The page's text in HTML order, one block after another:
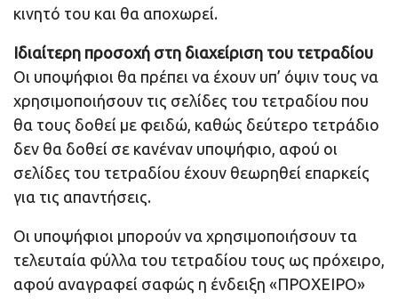
κινητό του και θα αποχωρεί.
Ιδιαίτερη προσοχή στη διαχείριση του τετραδίου
Οι υποψήφιοι θα πρέπει να έχουν υπ’ όψιν τους να
χρησιμοποιήσουν τις σελίδες του τετραδίου που
θα τους δοθεί με φειδώ, καθώς δεύτερο τετράδιο
δεν θα δοθεί σε κανέναν υποψήφιο, αφού οι
σελίδες του τετραδίου έχουν θεωρηθεί επαρκείς
για τις απαντήσεις.
Οι υποψήφιοι μπορούν να χρησιμοποιήσουν τα
τελευταία φύλλα του τετραδίου τους ως πρόχειρο,
αφού αναγραφεί σαφώς η ένδειξη «ΠΡΟΧΕΙΡΟ»